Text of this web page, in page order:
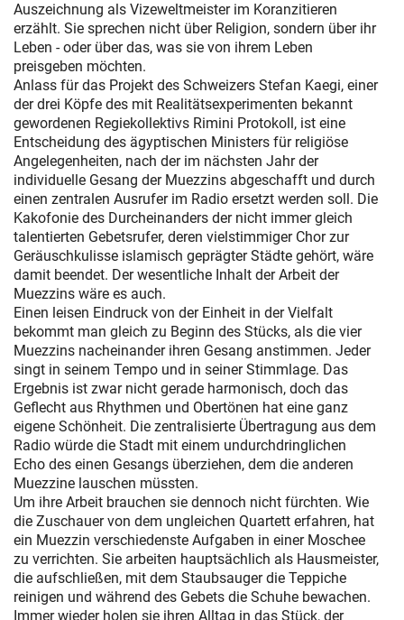
Auszeichnung als Vizeweltmeister im Koranzitieren
erzählt. Sie sprechen nicht über Religion, sondern über ihr
Leben - oder über das, was sie von ihrem Leben
preisgeben möchten.
Anlass für das Projekt des Schweizers Stefan Kaegi, einer
der drei Köpfe des mit Realitätsexperimenten bekannt
gewordenen Regiekollektivs Rimini Protokoll, ist eine
Entscheidung des ägyptischen Ministers für religiöse
Angelegenheiten, nach der im nächsten Jahr der
individuelle Gesang der Muezzins abgeschafft und durch
einen zentralen Ausrufer im Radio ersetzt werden soll. Die
Kakofonie des Durcheinanders der nicht immer gleich
talentierten Gebetsrufer, deren vielstimmiger Chor zur
Geräuschkulisse islamisch geprägter Städte gehört, wäre
damit beendet. Der wesentliche Inhalt der Arbeit der
Muezzins wäre es auch.
Einen leisen Eindruck von der Einheit in der Vielfalt
bekommt man gleich zu Beginn des Stücks, als die vier
Muezzins nacheinander ihren Gesang anstimmen. Jeder
singt in seinem Tempo und in seiner Stimmlage. Das
Ergebnis ist zwar nicht gerade harmonisch, doch das
Geflecht aus Rhythmen und Obertönen hat eine ganz
eigene Schönheit. Die zentralisierte Übertragung aus dem
Radio würde die Stadt mit einem undurchdringlichen
Echo des einen Gesangs überziehen, dem die anderen
Muezzine lauschen müssten.
Um ihre Arbeit brauchen sie dennoch nicht fürchten. Wie
die Zuschauer von dem ungleichen Quartett erfahren, hat
ein Muezzin verschiedenste Aufgaben in einer Moschee
zu verrichten. Sie arbeiten hauptsächlich als Hausmeister,
die aufschließen, mit dem Staubsauger die Teppiche
reinigen und während des Gebets die Schuhe bewachen.
Immer wieder holen sie ihren Alltag in das Stück, der